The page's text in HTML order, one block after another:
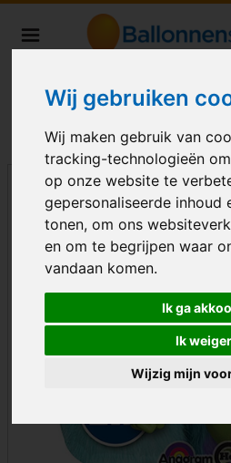
Wij gebruiken
Wij maken gebruik van
tracking-technologieën
op onze website te
gepersonaliseerde inhoud
tonen, om ons
en om te begrijpen waar
vandaan komen.
Ik ga
Ik weiger
Wijzig mijn
Nederland